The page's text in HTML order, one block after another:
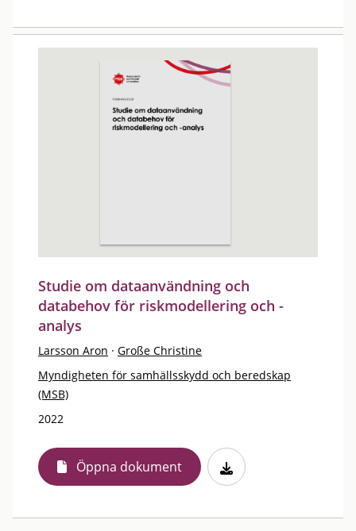
Studie om dataanvändning och
databehov för riskmodellering och -
analys
Larsson Aron · Große Christine
Myndigheten för samhällsskydd och beredskap
(MSB)
2022
Öppna dokument